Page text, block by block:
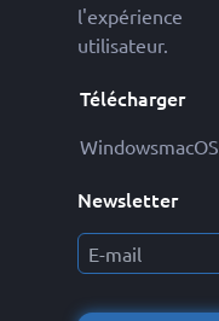
l'expérience
utilisateur.
Télécharger
WindowsmacOS
Newsletter